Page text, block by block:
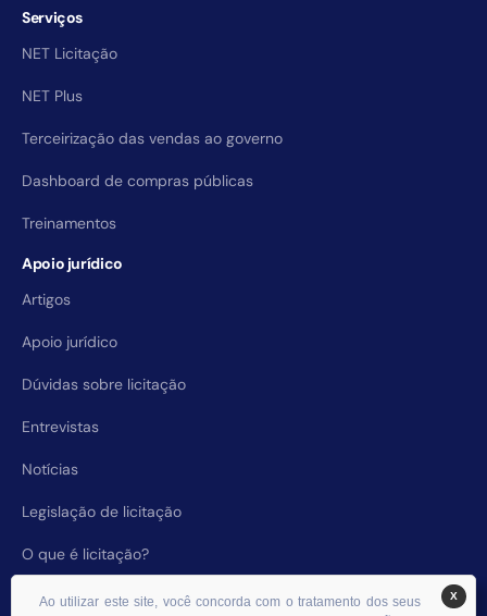
Serviços
NET Licitação
NET Plus
Terceirização das vendas ao governo
Dashboard de compras públicas
Treinamentos
Apoio jurídico
Artigos
Apoio jurídico
Dúvidas sobre licitação
Entrevistas
Notícias
Legislação de licitação
O que é licitação?
X
Ao utilizar este site, você concorda com o tratamento dos seus